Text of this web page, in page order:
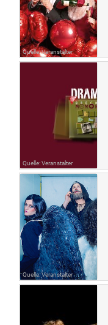
Quelle: Veranstalter
Quelle: Veranstalter
Quelle: Veranstalter